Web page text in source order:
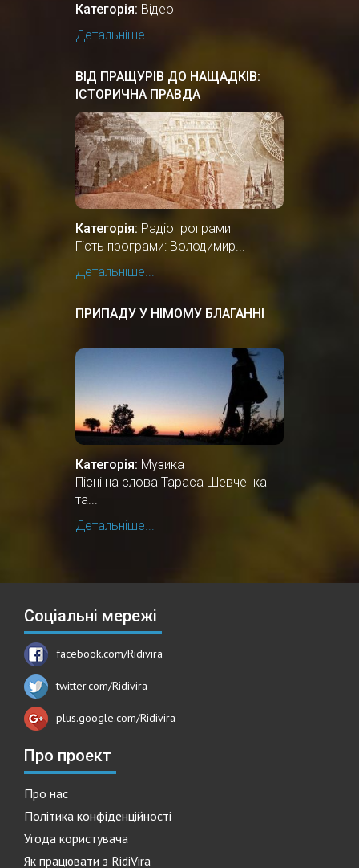
Категорія: Відео
Детальніше...
ВІД ПРАЩУРІВ ДО НАЩАДКІВ:
ІСТОРИЧНА ПРАВДА
Категорія: Радіопрограми
Гість програми: Володимир...
Детальніше...
ПРИПАДУ У НІМОМУ БЛАГАННІ
Категорія: Музика
Пісні на слова Тараса Шевченка
та...
Детальніше...
Соціальні мережі
facebook.com/Ridivira
twitter.com/Ridivira
plus.google.com/Ridivira
Про проект
Про нас
Політика конфіденційності
Угода користувача
Як працювати з RidiVira